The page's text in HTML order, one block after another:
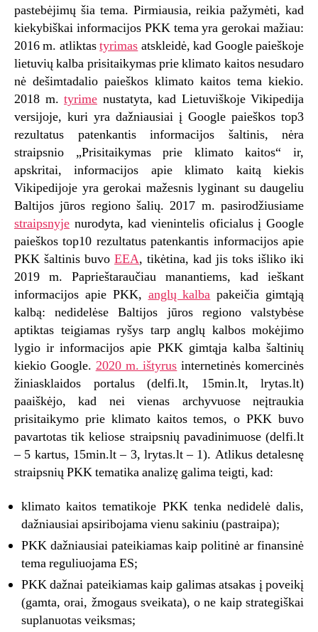
pastebėjimų šia tema. Pirmiausia, reikia pažymėti, kad
kiekybiškai informacijos PKK tema yra gerokai mažiau:
2016 m. atliktastyrimas atskleidė, kad Google paieškoje
lietuvių kalba prisitaikymas prie klimato kaitos nesudaro
nė dešimtadalio paieškos klimato kaitos tema kiekio.
2018 m. tyrime nustatyta, kad Lietuviškoje Vikipedija
versijoje, kuri yra dažniausiai į Google paieškos top3
rezultatus patenkantis informacijos šaltinis, nėra
straipsnio „Prisitaikymas prie klimato kaitos“ ir,
apskritai, informacijos apie klimato kaitą kiekis
Vikipedijoje yra gerokai mažesnis lyginant su daugeliu
Baltijos jūros regiono šalių. 2017 m. pasirodžiusiame
straipsnyje nurodyta, kad vienintelis oficialus į Google
paieškos top10 rezultatus patenkantis informacijos apie
PKK šaltinis buvo EEA, tikėtina, kad jis toks išliko iki
2019 m. Paprieštaraučiau manantiems, kad ieškant
informacijos apie PKK, anglų kalba pakeičia gimtąją
kalbą: nedidelėse Baltijos jūros regiono valstybėse
aptiktas teigiamas ryšys tarp anglų kalbos mokėjimo
lygio ir informacijos apie PKK gimtąja kalba šaltinių
kiekio Google. 2020 m. ištyrus internetinės komercinės
žiniasklaidos portalus (delfi.lt, 15min.lt, lrytas.lt)
paaiškėjo, kad nei vienas archyvuose neįtraukia
prisitaikymo prie klimato kaitos temos, o PKK buvo
pavartotas tik keliose straipsnių pavadinimuose (delfi.lt
– 5 kartus, 15min.lt – 3, lrytas.lt – 1). Atlikus detalesnę
straipsnių PKK tematika analizę galima teigti, kad:
klimato kaitos tematikoje PKK tenka nedidelė dalis,
dažniausiai apsiribojama vienu sakiniu (pastraipa);
PKK dažniausiai pateikiamas kaip politinė ar finansinė
tema reguliuojama ES;
PKK dažnai pateikiamas kaip galimas atsakas į poveikį
(gamta, orai, žmogaus sveikata), o ne kaip strategiškai
suplanuotas veiksmas;